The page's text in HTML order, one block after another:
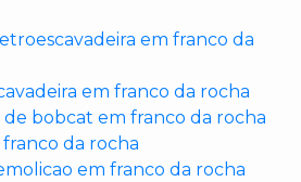
em franco da
em franco da rocha
bobcat em franco da rocha
da rocha
em franco da rocha